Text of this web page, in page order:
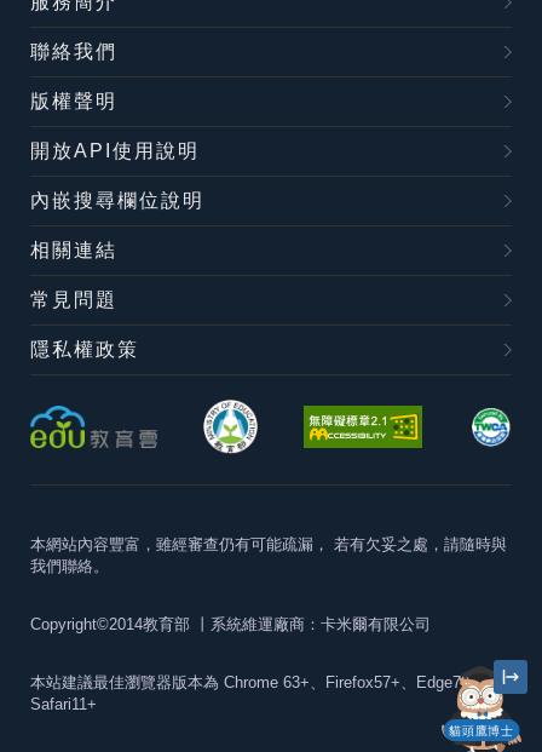
貓頭鷹博士
聯絡我們
版權聲明
開放API使用說明
內嵌搜尋欄位說明
相關連結
常見問題
隱私權政策
本網站內容豐富，雖經審查仍有可能疏漏， 若有欠妥之處，請隨時與
我們聯絡。
Copyright©2014教育部 丨系統維運廠商：卡米爾有限公司
本站建議最佳瀏覽器版本為 Chrome 63+、Firefox57+、Edge79+及
Safari11+